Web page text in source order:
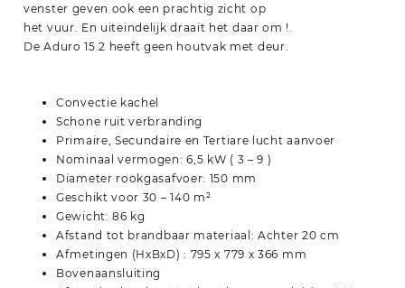
venster geven ook een prachtig zicht op
het vuur. En uiteindelijk draait het daar om !.
De Aduro 15.2 heeft geen houtvak met deur.
Convectie kachel
Schone ruit verbranding
Primaire, Secundaire en Tertiare lucht aanvoer
Nominaal vermogen: 6,5 kW ( 3 – 9 )
Diameter rookgasafvoer: 150 mm
Geschikt voor 30 – 140 m²
Gewicht: 86 kg
Afstand tot brandbaar materiaal: Achter 20 cm
Afmetingen (HxBxD) : 795 x 779 x 366 mm
Bovenaansluiting